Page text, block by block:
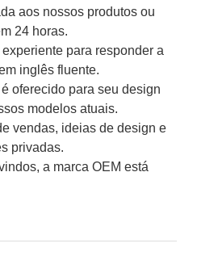
aos nossos produtos ou
24 horas.
para responder a
inglês fluente.
oferecido para seu design
modelos atuais.
vendas, ideias de design e
privadas.
a marca OEM está